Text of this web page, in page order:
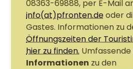
08363-69888, per E-Mail
info(at)pfronten.deoder
Gastes. Informationen zu
Öffnungszeiten der
hier zu finden. Umfassende
Informationen zu den